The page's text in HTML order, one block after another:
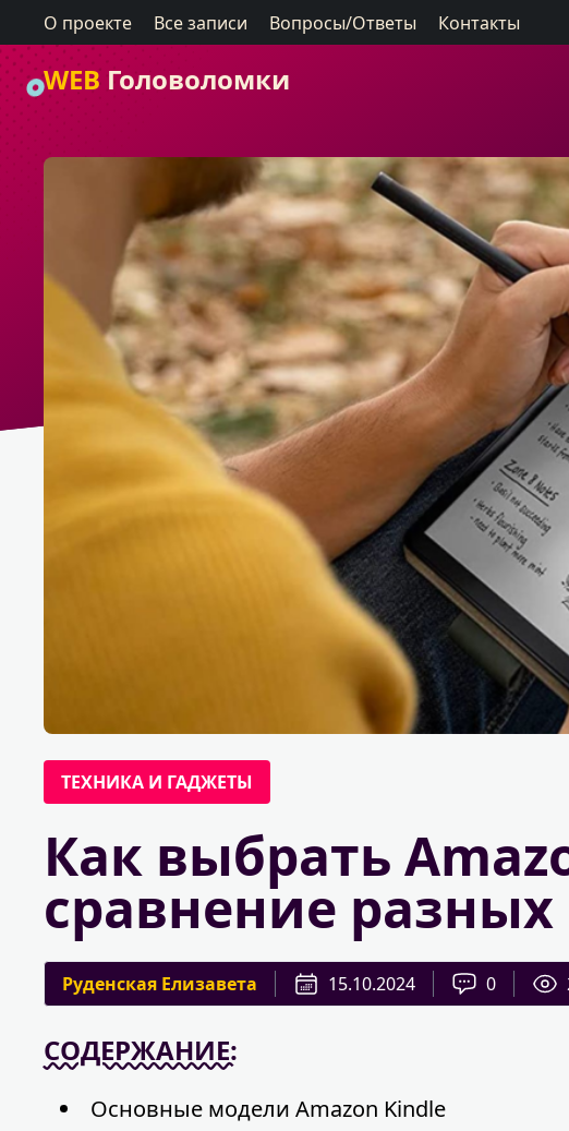
О проекте Все записи Вопросы/Ответы Контакты
WEB Головоломки
ТЕХНИКА И ГАДЖЕТЫ
Как выбрать
сравнение
Руденская Елизавета 15.10.2024 0
СОДЕРЖАНИЕ:
Основные модели Amazon Kindle